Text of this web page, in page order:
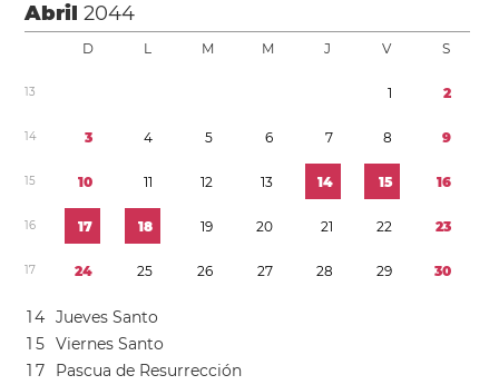
Abril2044
D L M M J V S
13 1 2
14 3 4 5 6 7 8 9
15 10 11 12 13 14 15 16
16 17 18 19 20 21 22 23
17 24 25 26 27 28 29 30
14 Jueves Santo
1 5 Viernes Santo
1 7
Pascua de Resurrección